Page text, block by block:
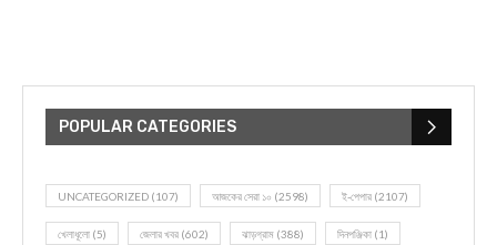
POPULAR CATEGORIES
UNCATEGORIZED (107) আজকের সেরা ১০ (2598) ই-পেপার (2107)
খেলাধূলো (5) জেলার খবর (602) ঝাড়গ্রাম (388) দিনপঞ্জিকা (1)